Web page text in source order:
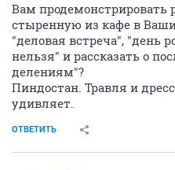
Вам
стыренную из кафе в
"деловая встреча", "день
нельзя" и рассказать о
делениям"?
Пиндостан. Травля и
удивляет.
ОТВЕТИТЬ